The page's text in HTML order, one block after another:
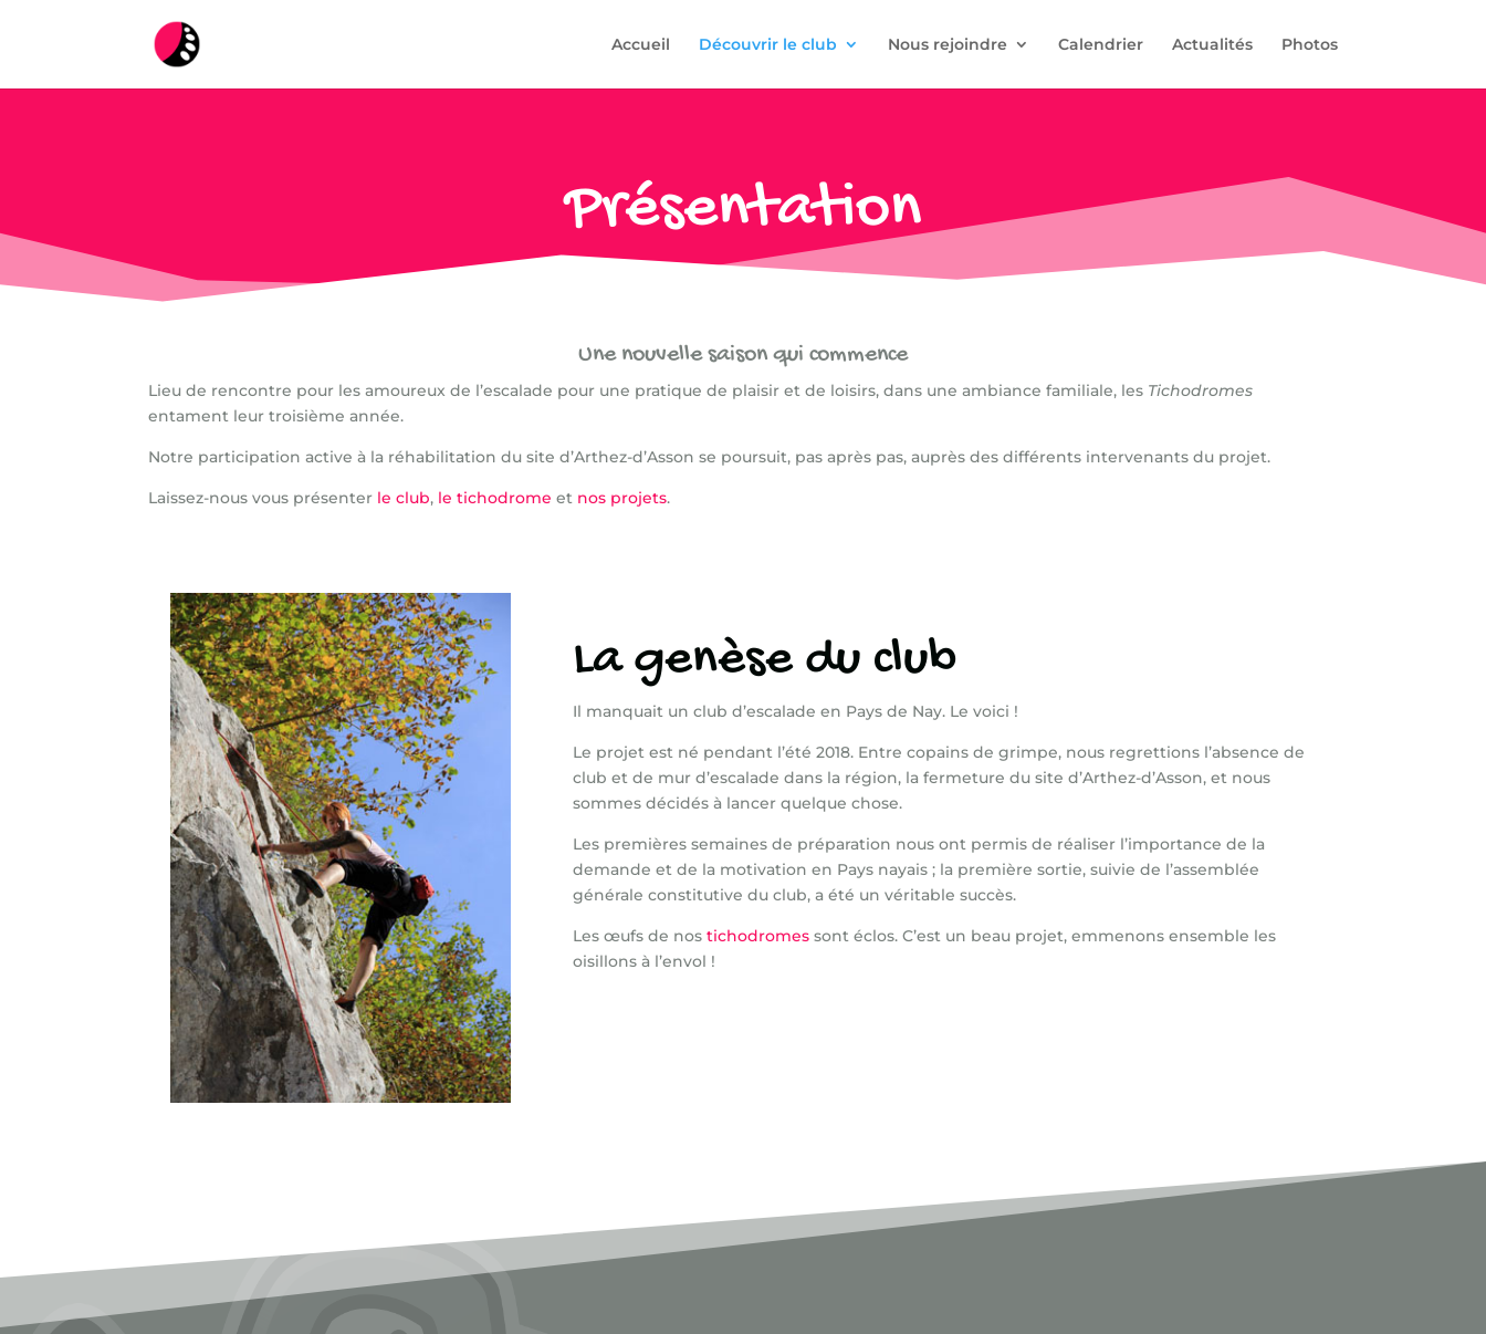
Présentation
Accueil Découvrir le club Nous rejoindre Calendrier Actualités Photos
Une nouvelle saison qui commence
Lieu de rencontre pour les amoureux de l’escalade pour une pratique de plaisir et de loisirs, dans une ambiance familiale, les Tichodromes
entament leur troisième année.
Notre participation active à la réhabilitation du site d’Arthez-d’Asson se poursuit, pas après pas, auprès des différents intervenants du projet.
Laissez-nous vous présenter le club, le tichodrome et nos projets.
La genèse du club
Il manquait un club d’escalade en Pays de Nay. Le voici !
Le projet est né pendant l’été 2018. Entre copains de grimpe, nous regrettions l’absence de
club et de mur d’escalade dans la région, la fermeture du site d’Arthez-d’Asson, et nous
sommes décidés à lancer quelque chose.
Les premières semaines de préparation nous ont permis de réaliser l’importance de la
demande et de la motivation en Pays nayais ; la première sortie, suivie de l’assemblée
générale constitutive du club, a été un véritable succès.
Les œufs de nostichodromes sont éclos. C’est un beau projet, emmenons ensemble les
oisillons à l’envol !